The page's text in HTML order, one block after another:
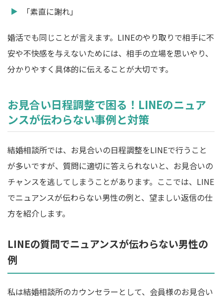
「素直に謝れ」
婚活でも同じことが言えます。LINEのやり取りで相手に不
安や不快感を与えないためには、相手の立場を思いやり、
分かりやすく具体的に伝えることが大切です。
お見合い日程調整で困る！LINEのニュア
ンスが伝わらない事例と対策
結婚相談所では、お見合いの日程調整をLINEで行うこと
が多いですが、質問に適切に答えられないと、お見合いの
チャンスを逃してしまうことがあります。ここでは、LINE
でニュアンスが伝わらない男性の例と、望ましい返信の仕
方を紹介します。
LINEの質問でニュアンスが伝わらない男性の
例
私は結婚相談所のカウンセラーとして、会員様のお見合い